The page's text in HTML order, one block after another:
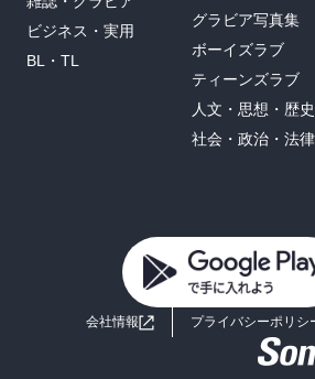
ビジネス・実用
BL・TL
グラビア写真集
ボーイズラブ
ティーンズラブ
人文・思想・歴史
社会・政治・法律
会社情報 プライバシーポリシ